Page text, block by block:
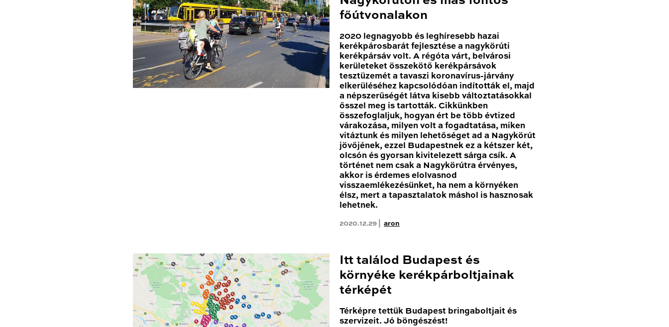
főútvonalakon
2020 legnagyobb és leghíresebb hazai
kerékpárosbarát fejlesztése a nagykörúti
kerékpársáv volt. A régóta várt, belvárosi
kerületeket összekötő kerékpársávok
tesztüzemét a tavaszi koronavírus-járvány
elkerüléséhez kapcsolódóan indították el, majd
a népszerűségét látva kisebb változtatásokkal
ősszel meg is tartották. Cikkünkben
összefoglaljuk, hogyan ért be több évtized
várakozása, milyen volt a fogadtatása, miken
vitáztunk és milyen lehetőséget ad a Nagykörút
jövőjének, ezzel Budapestnek ez a kétszer két,
olcsón és gyorsan kivitelezett sárga csík. A
történet nem csak a Nagykörútra érvényes,
akkor is érdemes elolvasnod
visszaemlékezésünket, ha nem a környéken
élsz, mert a tapasztalatok máshol is hasznosak
lehetnek.
2020.12.29 | aron
Itt találod Budapest és
környéke kerékpárboltjainak
térképét
Térképre tettük Budapest bringaboltjait és
szervizeit. Jó böngészést!